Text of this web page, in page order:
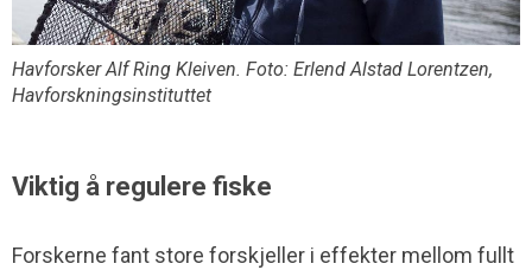
Havforsker Alf Ring Kleiven. Foto: Erlend Alstad Lorentzen,
Havforskningsinstituttet
Viktig å regulere fiske
Forskerne fant store forskjeller i effekter mellom fullt